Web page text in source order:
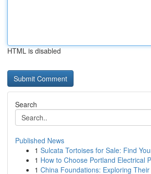
HTML is disabled
Search
Published News
1 Sulcata Tortoises for Sale: Find
1 How to Choose Portland Electrical
1 China Foundations: Exploring